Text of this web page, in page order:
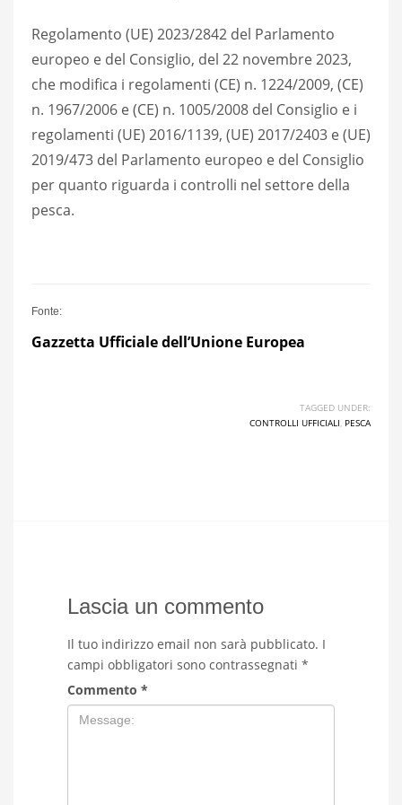
Regolamento (UE) 2023/2842 del Parlamento
europeo e del Consiglio, del 22 novembre 2023,
che modifica i regolamenti (CE) n. 1224/2009, (CE)
n. 1967/2006 e (CE) n. 1005/2008 del Consiglio e i
regolamenti (UE) 2016/1139, (UE) 2017/2403 e (UE)
2019/473 del Parlamento europeo e del Consiglio
per quanto riguarda i controlli nel settore della
pesca.
Fonte:
Gazzetta Ufficiale dell’Unione Europea
TAGGED UNDER:
CONTROLLI UFFICIALI, PESCA
Lascia un commento
Il tuo indirizzo email non sarà pubblicato. I
campi obbligatori sono contrassegnati *
Commento *